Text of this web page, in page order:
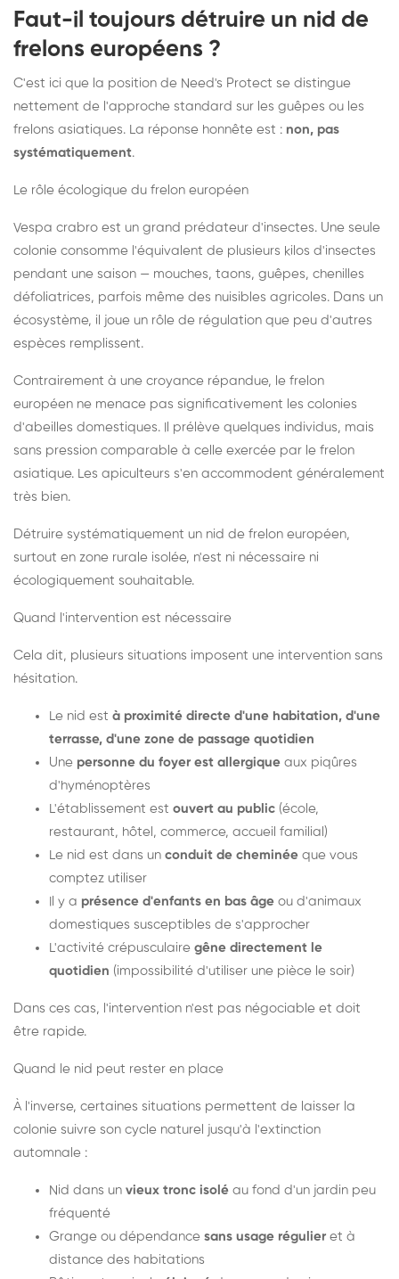
Faut-il toujours détruire un nid de
frelons européens ?
C'est ici que la position de Need's Protect se distingue
nettement de l'approche standard sur les guêpes ou les
frelons asiatiques. La réponse honnête est : non, pas
systématiquement.
Le rôle écologique du frelon européen
Vespa crabro est un grand prédateur d'insectes. Une seule
colonie consomme l'équivalent de plusieurs kilos d'insectes
pendant une saison — mouches, taons, guêpes, chenilles
défoliatrices, parfois même des nuisibles agricoles. Dans un
écosystème, il joue un rôle de régulation que peu d'autres
espèces remplissent.
Contrairement à une croyance répandue, le frelon
européen ne menace pas significativement les colonies
d'abeilles domestiques. Il prélève quelques individus, mais
sans pression comparable à celle exercée par le frelon
asiatique. Les apiculteurs s'en accommodent généralement
très bien.
Détruire systématiquement un nid de frelon européen,
surtout en zone rurale isolée, n'est ni nécessaire ni
écologiquement souhaitable.
Quand l'intervention est nécessaire
Cela dit, plusieurs situations imposent une intervention sans
hésitation.
Le nid est à proximité directe d'une habitation, d'une
terrasse, d'une zone de passage quotidien
Une personne du foyer est allergique aux piqûres
d'hyménoptères
L'établissement est ouvert au public (école,
restaurant, hôtel, commerce, accueil familial)
Le nid est dans un conduit de cheminée que vous
comptez utiliser
Il y a présence d'enfants en bas âge ou d'animaux
domestiques susceptibles de s'approcher
L'activité crépusculaire gêne directement le
quotidien (impossibilité d'utiliser une pièce le soir)
Dans ces cas, l'intervention n'est pas négociable et doit
être rapide.
Quand le nid peut rester en place
À l'inverse, certaines situations permettent de laisser la
colonie suivre son cycle naturel jusqu'à l'extinction
automnale :
Nid dans un vieux tronc isolé au fond d'un jardin peu
fréquenté
Grange ou dépendance sans usage régulier et à
distance des habitations